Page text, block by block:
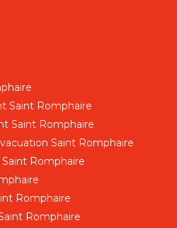
Saint Romphaire
Saint Romphaire
Saint Romphaire
Romphaire
Romphaire
Romphaire